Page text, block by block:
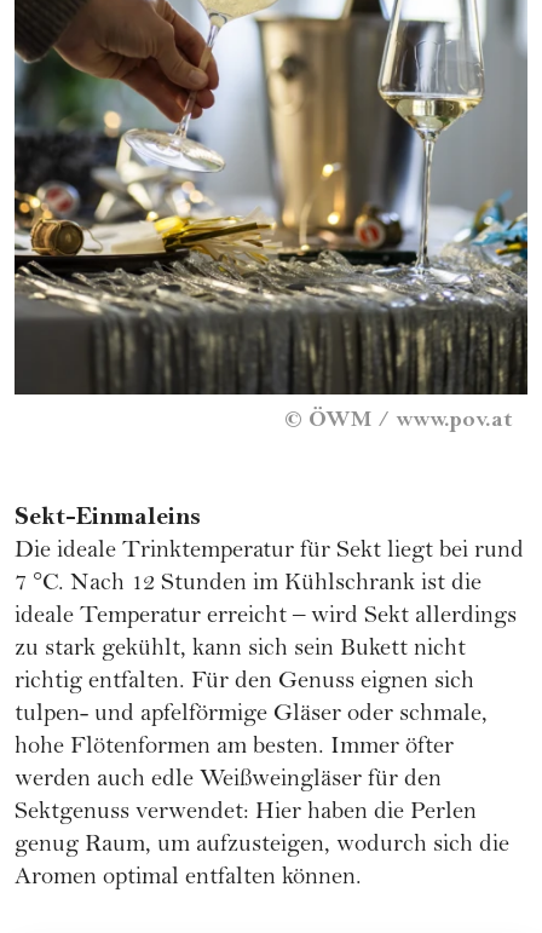
© ÖWM / www.pov.at
Sekt-Einmaleins
Die ideale Trinktemperatur für Sekt liegt bei rund
7 °C. Nach 12 Stunden im Kühlschrank ist die
ideale Temperatur erreicht – wird Sekt allerdings
zu stark gekühlt, kann sich sein Bukett nicht
richtig entfalten. Für den Genuss eignen sich
tulpen- und apfelförmige Gläser oder schmale,
hohe Flötenformen am besten. Immer öfter
werden auch edle Weißweingläser für den
Sektgenuss verwendet: Hier haben die Perlen
genug Raum, um aufzusteigen, wodurch sich die
Aromen optimal entfalten können.